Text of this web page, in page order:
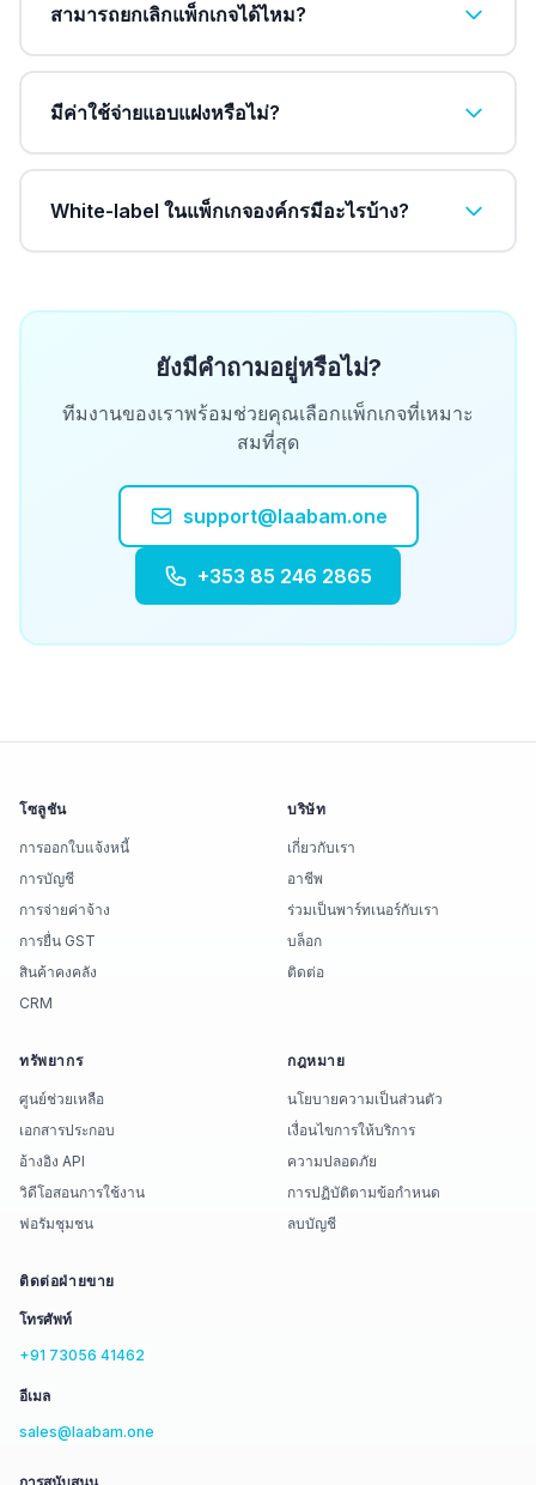
สามารถยกเลิกแพ็กเกจได้ไหม?
มีค่าใช้จ่ายแอบแฝงหรือไม่?
White-label ในแพ็กเกจองค์กรมีอะไรบ้าง?
ยังมีคำถามอยู่หรือไม่?
ทีมงานของเราพร้อมช่วยคุณเลือกแพ็กเกจที่เหมาะ
สมที่สุด
support@laabam.one
+353 85 246 2865
โซลูชัน
การออกใบแจ้งหนี้
การบัญชี
การจ่ายค่าจ้าง
การยื่น GST
สินค้าคงคลัง
CRM
บริษัท
เกี่ยวกับเรา
อาชีพ
ร่วมเป็นพาร์ทเนอร์กับเรา
บล็อก
ติดต่อ
ทรัพยากร
ศูนย์ช่วยเหลือ
เอกสารประกอบ
อ้างอิง API
วิดีโอสอนการใช้งาน
ฟอรัมชุมชน
กฎหมาย
นโยบายความเป็นส่วนตัว
เงื่อนไขการให้บริการ
ความปลอดภัย
การปฏิบัติตามข้อกำหนด
ลบบัญชี
ติดต่อฝ่ายขาย
โทรศัพท์
+91 73056 41462
อีเมล
sales@laabam.one